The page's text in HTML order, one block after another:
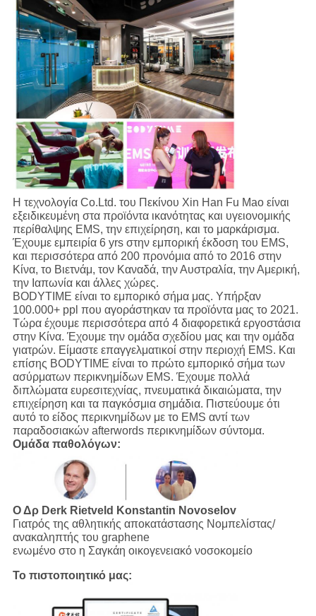
Η τεχνολογία Co.Ltd. του Πεκίνου Xin Han Fu Mao είναι
εξειδικευμένη στα προϊόντα ικανότητας και υγειονομικής
περίθαλψης EMS, την επιχείρηση, και το μαρκάρισμα.
Έχουμε εμπειρία 6 yrs στην εμπορική έκδοση του EMS,
και περισσότερα από 200 προνόμια από το 2016 στην
Κίνα, το Βιετνάμ, τον Καναδά, την Αυστραλία, την Αμερική,
την Ιαπωνία και άλλες χώρες.
BODYTIME είναι το εμπορικό σήμα μας. Υπήρξαν
100.000+ ppl που αγοράστηκαν τα προϊόντα μας το 2021.
Τώρα έχουμε περισσότερα από 4 διαφορετικά εργοστάσια
στην Κίνα. Έχουμε την ομάδα σχεδίου μας και την ομάδα
γιατρών. Είμαστε επαγγελματικοί στην περιοχή EMS. Και
επίσης BODYTIME είναι το πρώτο εμπορικό σήμα των
ασύρματων περικνημίδων EMS. Έχουμε πολλά
διπλώματα ευρεσιτεχνίας, πνευματικά δικαιώματα, την
επιχείρηση και τα παγκόσμια σημάδια. Πιστεύουμε ότι
αυτό το είδος περικνημίδων με το EMS αντί των
παραδοσιακών afterwords περικνημίδων σύντομα.
Ομάδα παθολόγων:
Ο Δρ Derk Rietveld Konstantin Novoselov
Γιατρός της αθλητικής αποκατάστασης Νομπελίστας/
ανακαληπτής του graphene
ενωμένο στο η Σαγκάη οικογενειακό νοσοκομείο
Το πιστοποιητικό μας: